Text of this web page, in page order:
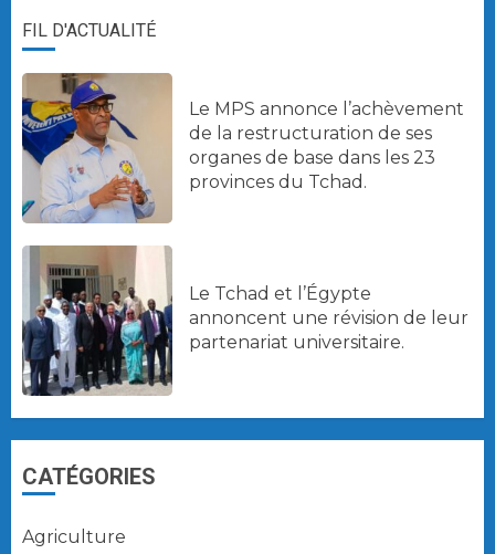
FIL D'ACTUALITÉ
Le MPS annonce l’achèvement
de la restructuration de ses
organes de base dans les 23
provinces du Tchad.
Le Tchad et l’Égypte
annoncent une révision de leur
partenariat universitaire.
CATÉGORIES
Agriculture